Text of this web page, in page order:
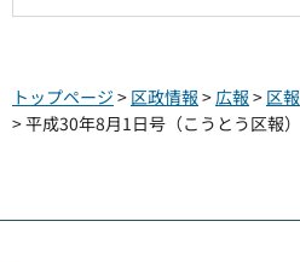
トップページ > 区政情報 > 広報 > 区報
> 平成30年8月1日号（こうとう区報）